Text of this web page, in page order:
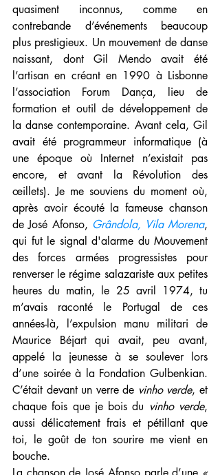
quasiment inconnus, comme en
contrebande d’événements beaucoup
plus prestigieux. Un mouvement de danse
naissant, dont Gil Mendo avait été
l’artisan en créant en 1990 à Lisbonne
l’association Forum Dança, lieu de
formation et outil de développement de
la danse contemporaine. Avant cela, Gil
avait été programmeur informatique (à
une époque où Internet n’existait pas
encore, et avant la Révolution des
œillets). Je me souviens du moment où,
après avoir écouté la fameuse chanson
de José Afonso, Grândola, Vila Morena,
qui fut le signal d'alarme du Mouvement
des forces armées progressistes pour
renverser le régime salazariste aux petites
heures du matin, le 25 avril 1974, tu
m’avais raconté le Portugal de ces
années-là, l’expulsion manu militari de
Maurice Béjart qui avait, peu avant,
appelé la jeunesse à se soulever lors
d’une soirée à la Fondation Gulbenkian.
C’était devant un verre de vinho verde, et
chaque fois que je bois du vinho verde,
aussi délicatement frais et pétillant que
toi, le goût de ton sourire me vient en
bouche.